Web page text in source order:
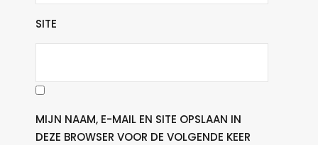
SITE
MIJN NAAM, E-MAIL EN SITE OPSLAAN IN
DEZE BROWSER VOOR DE VOLGENDE KEER